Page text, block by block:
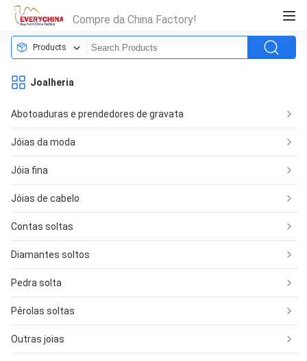
Compre da China Factory!
Products
Joalheria
Abotoaduras e prendedores de gravata
Jóias da moda
Jóia fina
Jóias de cabelo
Contas soltas
Diamantes soltos
Pedra solta
Pérolas soltas
Outras joias